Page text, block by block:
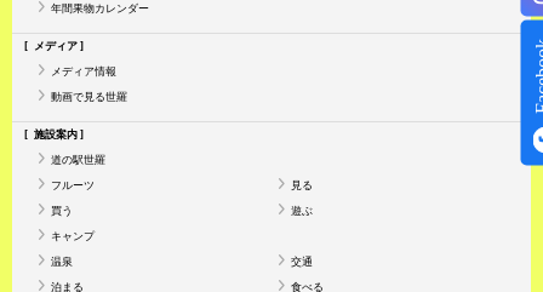
年間果物カレンダー
メディア
メディア情報
動画で見る世羅
施設案内
道の駅世羅
フルーツ 見る
買う 遊ぶ
キャンプ
温泉 交通
泊まる 食べる